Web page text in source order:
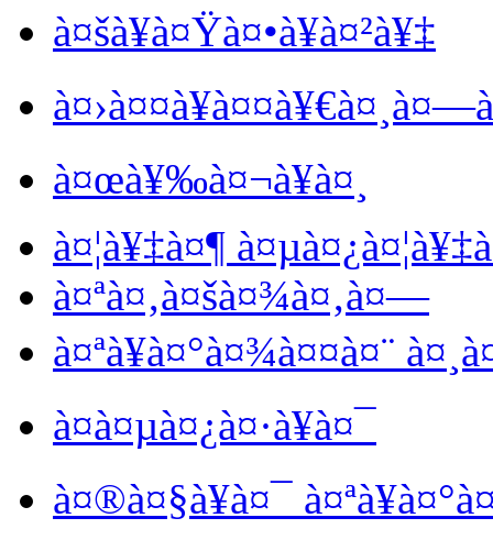
à¤šà¥à¤Ÿà¤•à¥à¤²à¥‡
à¤œà¥‰à¤¬à¥à¤¸
à¤¦à¥‡à¤¶
à¤ªà¤‚à¤šà¤¾à¤‚à¤—
à¤ªà¥à¤°à¤¾à¤¤à¤¨
à¤­à¤µà¤¿à¤·à¥à¤¯
à¤®à¤§à¥à¤¯